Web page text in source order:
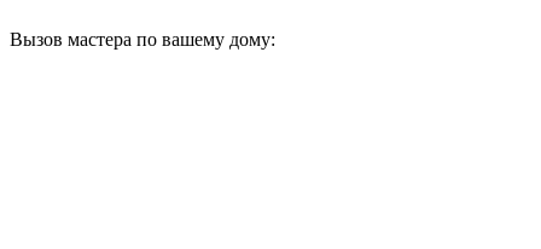
Вызов мастера по вашему дому: